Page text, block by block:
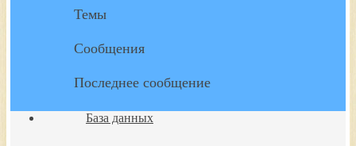
Темы
Сообщения
Последнее сообщение
База данных